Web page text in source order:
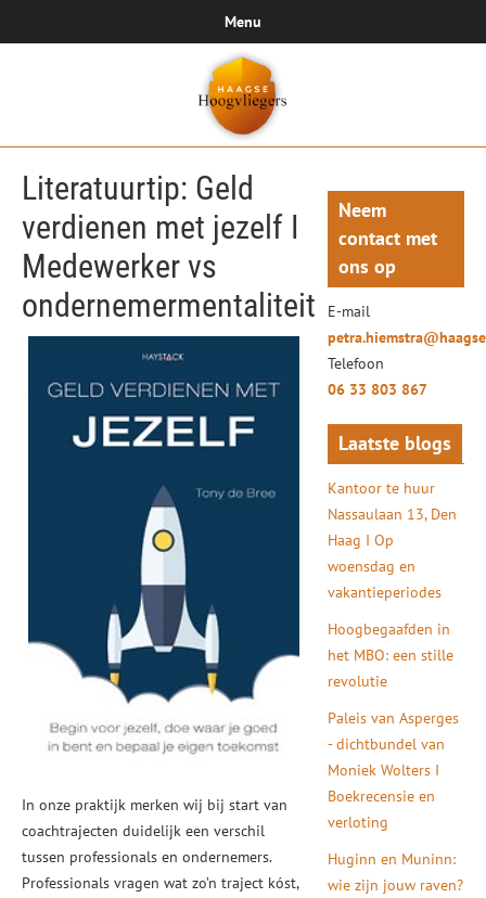
Menu
Literatuurtip: Geld
verdienen met jezelf I
Medewerker vs
ondernemermentaliteit
In onze praktijk merken wij bij start van
coachtrajecten duidelijk een verschil
tussen professionals en ondernemers.
Professionals vragen wat zo’n traject kóst,
Neem
contact met
ons op
E-mail
Telefoon
06 33 803 867
Laatste blogs
Kantoor te huur
Nassaulaan 13, Den
Haag I Op
woensdag en
vakantieperiodes
Hoogbegaafden in
het MBO: een stille
revolutie
Paleis van Asperges
- dichtbundel van
Moniek Wolters I
Boekrecensie en
verloting
Huginn en Muninn:
wie zijn jouw raven?